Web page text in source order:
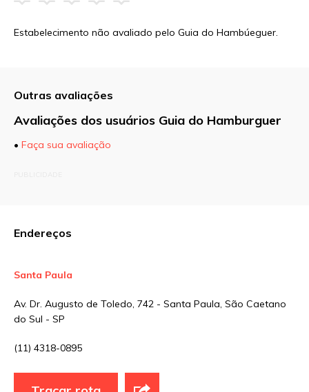
Estabelecimento não avaliado pelo Guia do Hambúeguer.
Outras avaliações
Avaliações dos usuários Guia do Hamburguer
• Faça sua avaliação
E-mail*
Endereços
Santa Paula
Av. Dr. Augusto de Toledo, 742 - Santa Paula, São Caetano
do Sul - SP
(11) 4318-0895